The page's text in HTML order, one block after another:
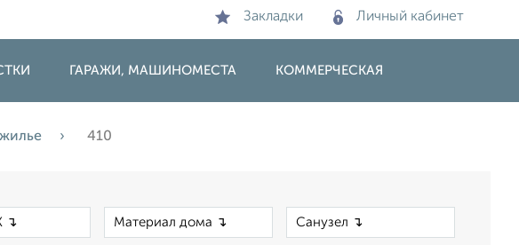
Закладки Личный кабинет
ГАРАЖИ, МАШИНОМЕСТА КОММЕРЧЕСКАЯ
410